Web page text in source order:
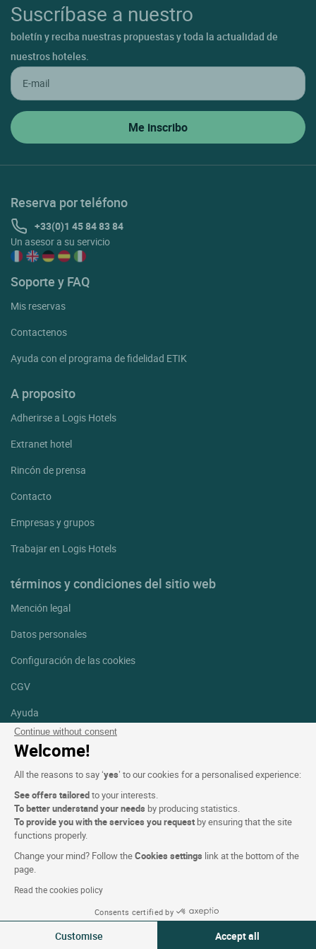
Continue without consent
Welcome!
All the reasons to say ‘yes’ to our cookies for a personalised experience:
See offers tailoredto your interests.
To better understand your needs by producing statistics.
To provide you with the services you request by ensuring that the site
functions properly.
Change your mind? Follow theCookies settings link at the bottom of the
page.
Read the cookies policy
Consents certified by
Customise Accept all
Suscríbase a nuestro
boletín y reciba nuestras propuestas y toda la actualidad de
nuestros hoteles.
Reserva por teléfono
+33(0)1 45 84 83 84
Un asesor a su servicio
Soporte y FAQ
Mis reservas
Contactenos
Ayuda con el programa de fidelidad ETIK
A proposito
Adherirse a Logis Hotels
Extranet hotel
Rincón de prensa
Contacto
Empresas y grupos
Trabajar en Logis Hotels
términos y condiciones del sitio web
Mención legal
Datos personales
Configuración de las cookies
CGV
Ayuda
Mapa del sitio
fotografías
Síguenos
Facebook
Instagram
Linkedin